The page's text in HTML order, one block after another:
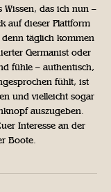
das ich nun –
auf dieser Plattform
täglich kommen
Germanist oder
fühle – authentisch,
fühlt, ist
und vielleicht sogar
auszugeben.
Interesse an der
Boote.